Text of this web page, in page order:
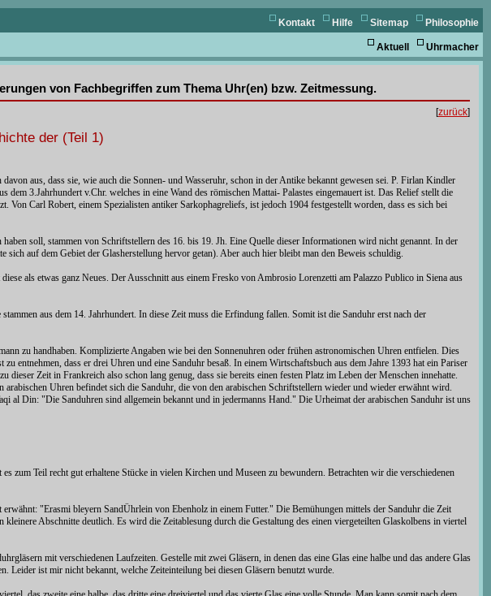
Philosophie
Sitemap
Hilfe
Kontakt
Uhrmacher
Aktuell
von Fachbegriffen zum Thema Uhr(en) bzw. Zeitmessung.
[zurück]
der (Teil 1)
aus, dass sie, wie auch die Sonnen- und Wasseruhr, schon in der Antike bekannt gewesen sei. P. Firlan Kindler
3.Jahrhundert v.Chr. welches in eine Wand des römischen Mattai- Palastes eingemauert ist. Das Relief stellt die
Carl Robert, einem Spezialisten antiker Sarkophagreliefs, ist jedoch 1904 festgestellt worden, dass es sich bei
soll, stammen von Schriftstellern des 16. bis 19. Jh. Eine Quelle dieser Informationen wird nicht genannt. In der
auf dem Gebiet der Glasherstellung hervor getan). Aber auch hier bleibt man den Beweis schuldig.
als etwas ganz Neues. Der Ausschnitt aus einem Fresko von Ambrosio Lorenzetti am Palazzo Publico in Siena aus
aus dem 14. Jahrhundert. In diese Zeit muss die Erfindung fallen. Somit ist die Sanduhr erst nach der
zu handhaben. Komplizierte Angaben wie bei den Sonnenuhren oder frühen astronomischen Uhren entfielen. Dies
dass er drei Uhren und eine Sanduhr besaß. In einem Wirtschaftsbuch aus dem Jahre 1393 hat ein Pariser
Zeit in Frankreich also schon lang genug, dass sie bereits einen festen Platz im Leben der Menschen innehatte.
Uhren befindet sich die Sanduhr, die von den arabischen Schriftstellern wieder und wieder erwähnt wird.
al Din: "Die Sanduhren sind allgemein bekannt und in jedermanns Hand." Die Urheimat der arabischen Sanduhr ist uns
zum Teil recht gut erhaltene Stücke in vielen Kirchen und Museen zu bewundern. Betrachten wir die verschiedenen
"Erasmi bleyern SandÜhrlein von Ebenholz in einem Futter." Die Bemühungen mittels der Sanduhr die Zeit
Abschnitte deutlich. Es wird die Zeitablesung durch die Gestaltung des einen viergeteilten Glaskolbens in viertel
mit verschiedenen Laufzeiten. Gestelle mit zwei Gläsern, in denen das eine Glas eine halbe und das andere Glas
Leider ist mir nicht bekannt, welche Zeiteinteilung bei diesen Gläsern benutzt wurde.